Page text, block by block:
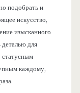
подобрать и
искусство,
изысканного
для
статусным
каждому,